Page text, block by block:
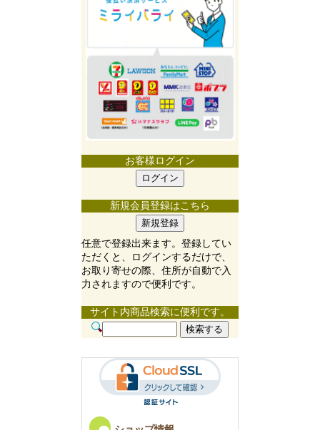
お客様ログイン
新規会員登録はこちら
任意で登録出来ます。登録してい
ただくと、ログインするだけで、
お取り寄せの際、住所が自動で入
力されますので便利です。
サイト内商品検索に便利です。